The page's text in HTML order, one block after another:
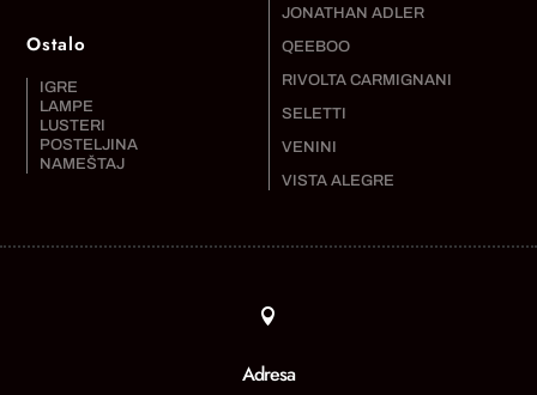
Ostalo
IGRE
LAMPE
LUSTERI
POSTELJINA
NAMEŠTAJ
JONATHAN ADLER
QEEBOO
RIVOLTA CARMIGNANI
SELETTI
VENINI
VISTA ALEGRE

Adresa